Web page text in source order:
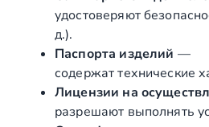
удостоверяют
д.).
Паспорта изделий —
содержат технические
Лицензии на
разрешают выполнять